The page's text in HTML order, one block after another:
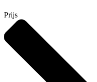
Prijs